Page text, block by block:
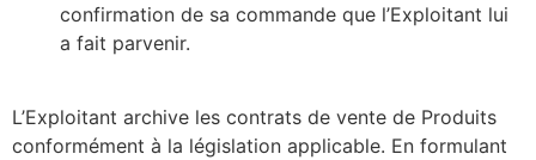
confirmation de sa commande que l’Exploitant lui
a fait parvenir.
L’Exploitant archive les contrats de vente de Produits
conformément à la législation applicable. En formulant